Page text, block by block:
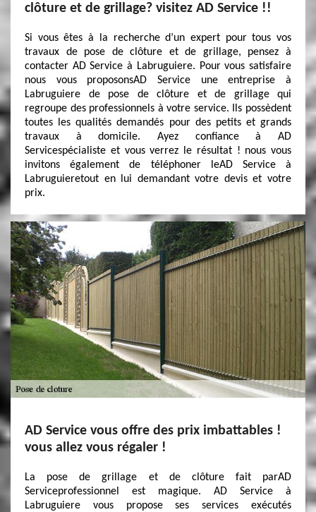
clôture et de grillage? visitez AD Service !!
Si vous êtes à la recherche d’un expert pour tous vos
travaux de pose de clôture et de grillage, pensez à
contacter AD Service à Labruguiere. Pour vous satisfaire
nous vous proposonsAD Service une entreprise à
Labruguiere de pose de clôture et de grillage qui
regroupe des professionnels à votre service. Ils possèdent
toutes les qualités demandés pour des petits et grands
travaux à domicile. Ayez confiance à AD
Servicespécialiste et vous verrez le résultat ! nous vous
invitons également de téléphoner leAD Service à
Labruguieretout en lui demandant votre devis et votre
prix.
AD Service vous offre des prix imbattables !
vous allez vous régaler !
La pose de grillage et de clôture fait parAD
Serviceprofessionnel est magique. AD Service à
Labruguiere vous propose ses services exécutés